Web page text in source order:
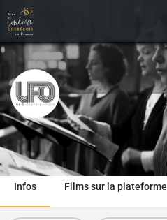
UFO distribution
Depuis 2008
Infos Films sur la plateforme